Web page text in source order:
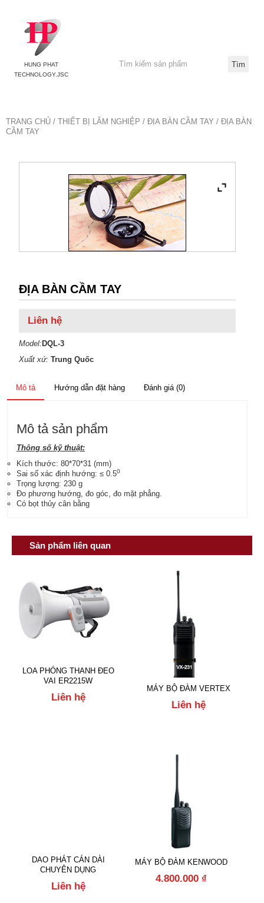
HUNG PHAT
TECHNOLOGY.JSC
TRANG CHỦ / THIẾT BỊ LÂM NGHIỆP / ĐỊA BÀN CẦM TAY / ĐỊA BÀN
CẦM TAY
ĐỊA BÀN CẦM TAY
Liên hệ
Model: DQL-3
Xuất xứ: Trung Quốc
Mô tả Hướng dẫn đặt hàng Đánh giá (0)
Mô tả sản phẩm
Thông số kỹ thuật:
Kích thước: 80*70*31 (mm)
Sai số xác định hướng: ≤ 0.50
Trọng lượng: 230 g
Đo phương hướng, đo góc, đo mặt phẳng.
Có bọt thủy cân bằng
Sản phẩm liên quan
LOA PHÓNG THANH ĐEO
VAI ER2215W
Liên hệ
MÁY BỘ ĐÀM VERTEX
Liên hệ
DAO PHÁT CÁN DÀI
CHUYÊN DỤNG
Liên hệ
MÁY BỘ ĐÀM KENWOOD
4.800.000 ₫